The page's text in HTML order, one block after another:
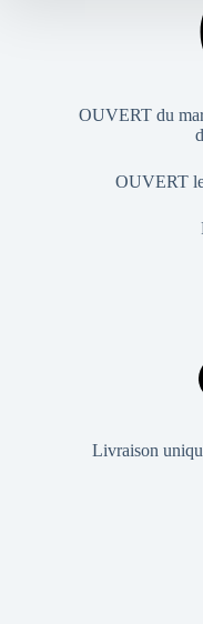
OUVERT du
OUVERT
Livraison